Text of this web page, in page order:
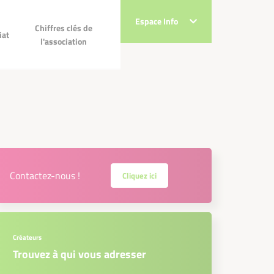
Chiffres clés de
l'association
Espace Info
Chiffres clés de
l'association
Espace Info
Contactez-nous ! Cliquez ici
Créateurs
Trouvez à qui vous adresser